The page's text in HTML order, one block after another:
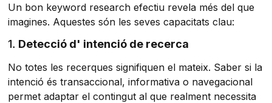
Un bon keyword research efectiu revela més del que
imagines. Aquestes són les seves capacitats clau:
1. Detecció d' intenció de recerca
No totes les recerques signifiquen el mateix. Saber si la
intenció és transaccional, informativa o navegacional
permet adaptar el contingut al que realment necessita